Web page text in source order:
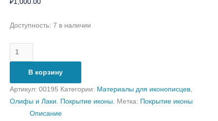
₽1,000.00
Доступность: 7 в наличии
В корзину
Артикул: 00195 Категории: Материалы для иконописцев
Олифы и Лаки. Покрытие иконы.
Метка: Покрытие иконы
Описание